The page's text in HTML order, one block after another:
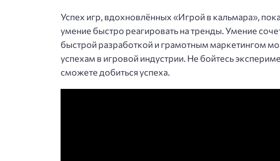
Успех игр, вдохновлённых «Игрой в кальмара»,
умение быстро реагировать на тренды. Умение
быстрой разработкой и грамотным маркетингом
успехам в игровой индустрии. Не бойтесь
сможете добиться успеха.